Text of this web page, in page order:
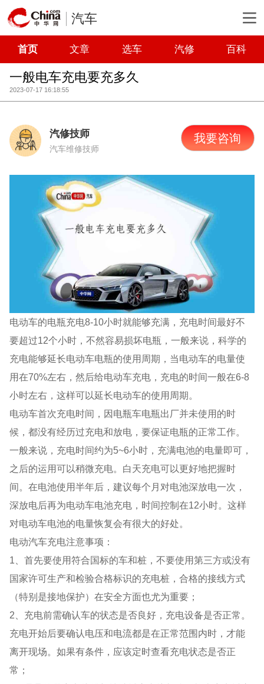
汽车
首页 文章 选车 汽修 百科
一般电车充电要充多久
2023-07-17 16:18:55
汽修技师
汽车维修技师
我要咨询
电动车的电瓶充电8-10小时就能够充满，充电时间最好不
要超过12个小时，不然容易损坏电瓶，一般来说，科学的
充电能够延长电动车电瓶的使用周期，当电动车的电量使
用在70%左右，然后给电动车充电，充电的时间一般在6-8
小时左右，这样可以延长电动车的使用周期。
电动车首次充电时间，因电瓶车电瓶出厂并未使用的时
候，都没有经历过充电和放电，要保证电瓶的正常工作。
一般来说，充电时间约为5~6小时，充满电池的电量即可，
之后的运用可以稍微充电。白天充电可以更好地把握时
间。在电池使用半年后，建议每个月对电池深放电一次，
深放电后再为电动车电池充电，时间控制在12小时。这样
对电动车电池的电量恢复会有很大的好处。
电动汽车充电注意事项：
1、首先要使用符合国标的车和桩，不要使用第三方或没有
国家许可生产和检验合格标识的充电桩，合格的接线方式
（特别是接地保护）在安全方面也尤为重要；
2、充电前需确认车的状态是否良好，充电设备是否正常。
充电开始后要确认电压和电流都是在正常范围内时，才能
离开现场。如果有条件，应该定时查看充电状态是否正
常；